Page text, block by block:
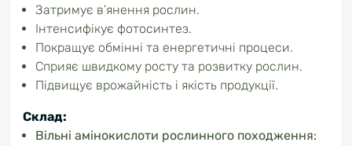
Затримує в’янення рослин.
Інтенсифікує фотосинтез.
Покращує обмінні та енергетичні процеси.
Сприяє швидкому росту та розвитку рослин.
Підвищує врожайність і якість продукції.
Склад:
Вільні амінокислоти рослинного походження: